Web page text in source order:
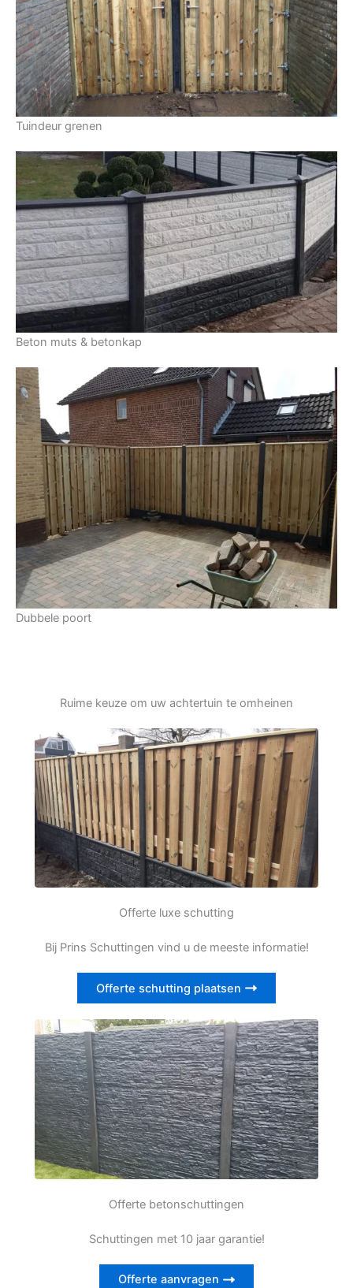
Tuindeur grenen
Beton muts & betonkap
Dubbele poort
Ruime keuze om uw achtertuin te omheinen
Offerte luxe schutting
Bij Prins Schuttingen vind u de meeste informatie!
Offerte schutting plaatsen
Offerte betonschuttingen
Schuttingen met 10 jaar garantie!
Offerte aanvragen